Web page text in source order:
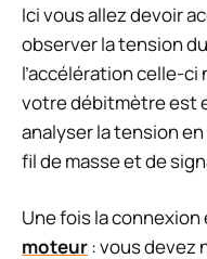
Ici vous allez devoir
observer la tension
l’accélération celle-
votre débitmètre est
analyser la tension
fil de masse et de
Une fois la connexion
moteur: vous devez